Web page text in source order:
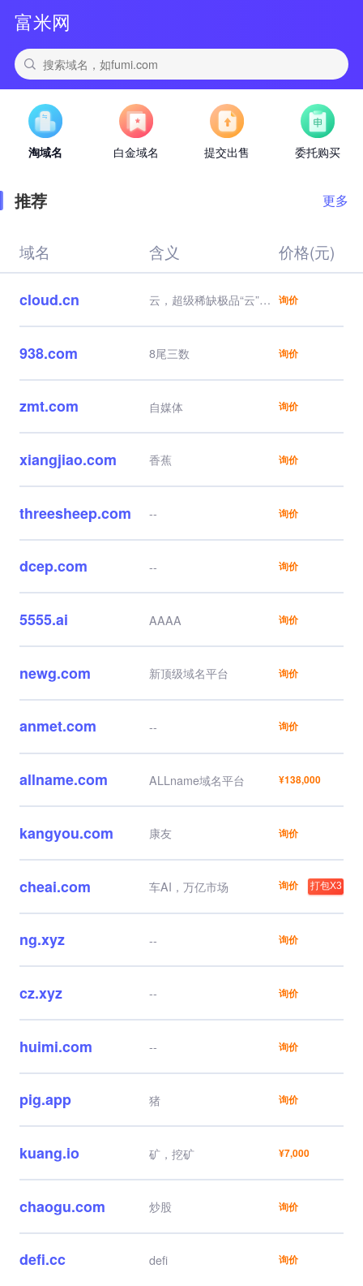
富米网
淘域名 白金域名 提交出售 委托购买
推荐 更多
域名 含义 价格(元)
cloud.cn
云，超级稀缺极品“云”，
量，云服务器，云计算、
云业务直接对标，品牌一
步到位，还有中国云属
性。
询价
938.com 8尾三数 询价
zmt.com 自媒体 询价
xiangjiao.com 香蕉 询价
threesheep.com -- 询价
dcep.com -- 询价
5555.ai AAAA 询价
newg.com 新顶级域名平台 询价
anmet.com -- 询价
allname.com ALLname域名平台 ¥138,000
kangyou.com 康友 询价
cheai.com 车AI，万亿市场 询价 打包X3
ng.xyz -- 询价
cz.xyz -- 询价
huimi.com -- 询价
pig.app 猪 询价
kuang.io 矿，挖矿 ¥7,000
chaogu.com 炒股 询价
defi.cc defi 询价